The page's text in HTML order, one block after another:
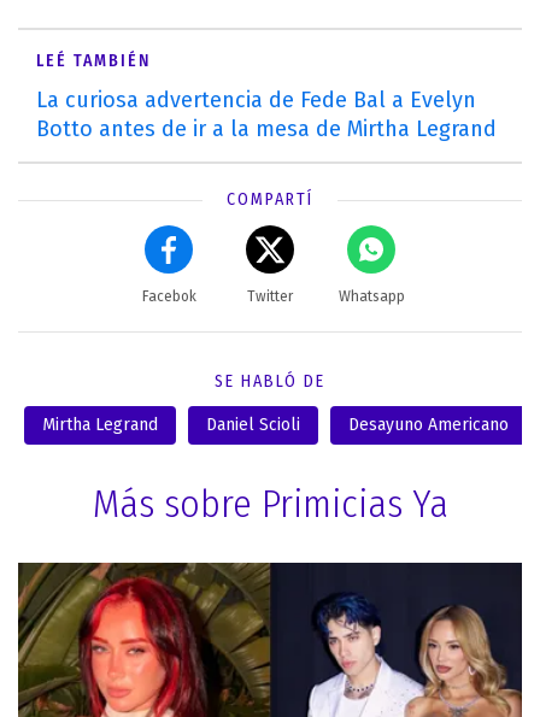
LEÉ TAMBIÉN
La curiosa advertencia de Fede Bal a Evelyn
Botto antes de ir a la mesa de Mirtha Legrand
COMPARTÍ
Facebok Twitter Whatsapp
SE HABLÓ DE
Mirtha Legrand Daniel Scioli Desayuno Americano
Más sobre Primicias Ya